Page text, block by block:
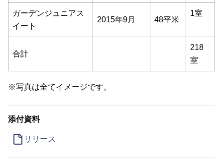
ガーデンジュニアス
イート
2015年9月 48平米
1室
合計
218
室
※写真は全てイメージです。
添付資料
リリース